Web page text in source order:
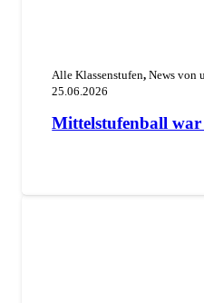
Alle Klassenstufen,News von
25.06.2026
Mittelstufenball